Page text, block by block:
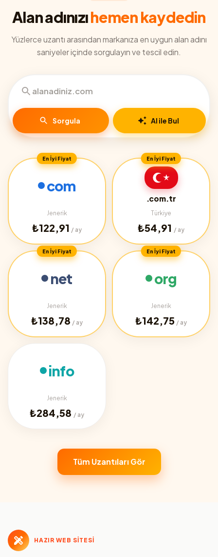
Alan adınızıhemen kaydedin
Yüzlerce uzantı arasından markanıza en uygun alan adını
saniyeler içinde sorgulayın ve tescil edin.
Sorgula AI ile Bul
En İyi Fiyat
com
Jenerik
₺122,91 / ay
En İyi Fiyat
.com.tr
Türkiye
₺54,91 / ay
En İyi Fiyat
net
Jenerik
₺138,78 / ay
En İyi Fiyat
org
Jenerik
₺142,75 / ay
info
Jenerik
₺284,58 / ay
Tüm Uzantıları Gör
HAZIR WEB SİTESİ